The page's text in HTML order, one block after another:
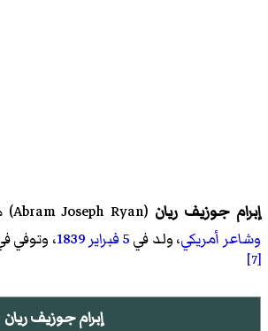
إبرام جوزيف ريان (
Abram Joseph Ryan
)‏
وشاعر أمريكي، ولد في5 فبراير 1839، وتوفي
[7]
إبرام جوزيف ريان